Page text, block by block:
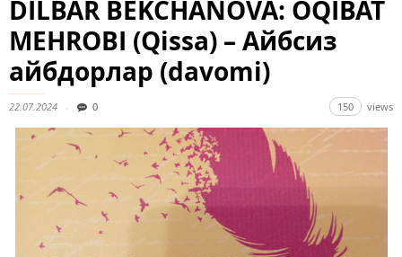
DILBAR BEKCHANOVA: OQIBAT
MEHROBI (Qissa) – Айбсиз
айбдорлар (davomi)
22.07.2024 0 150 views